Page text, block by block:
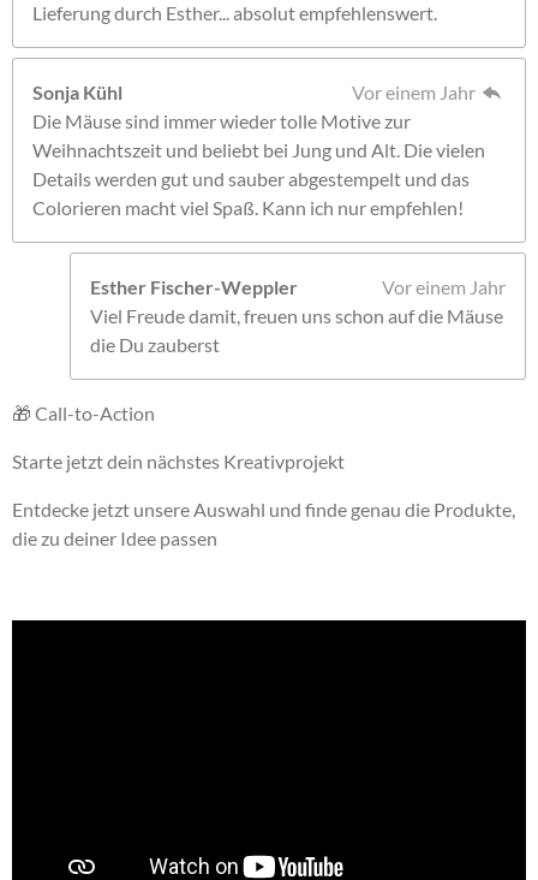
Lieferung durch Esther... absolut empfehlenswert.
Sonja Kühl
Vor einem Jahr
Die Mäuse sind immer wieder tolle Motive zur
Weihnachtszeit und beliebt bei Jung und Alt. Die vielen
Details werden gut und sauber abgestempelt und das
Colorieren macht viel Spaß. Kann ich nur empfehlen!
Esther Fischer-Weppler
Vor einem Jahr
Viel Freude damit, freuen uns schon auf die Mäuse
die Du zauberst
🎁 Call-to-Action
Starte jetzt dein nächstes Kreativprojekt
Entdecke jetzt unsere Auswahl und finde genau die Produkte,
die zu deiner Idee passen